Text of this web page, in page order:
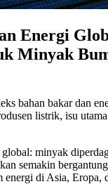
Energi
Minyak
bahan bakar dan
listrik, isu
minyak
semakin
energi di Asia, Eropa,